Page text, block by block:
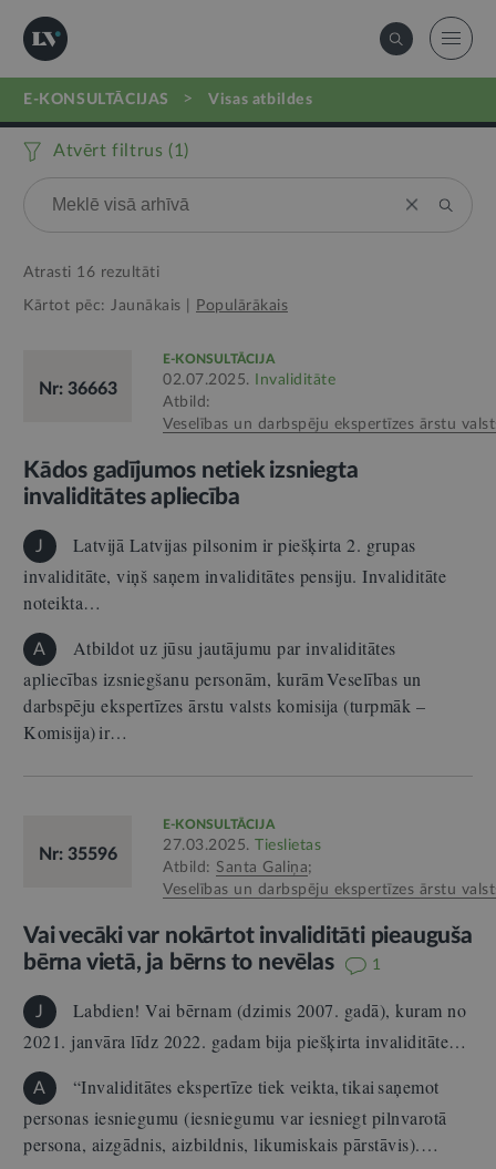
E-KONSULTĀCIJAS > visas atbildes
Atvērt filtrus (1 )
Atrasti 16 rezultāti
Kārtot pēc: Jaunākais Populārākais
Nr: 36663
E-KONSULTĀCIJA
02.07.2025.
Invaliditāte
Atbild:
Veselības un darbspēju ekspertīzes ārstu
Kādos gadījumos netiek izsniegta
invaliditātes apliecība
J
Latvijā Latvijas pilsonim ir piešķirta 2. grupas
invaliditāte, viņš saņem invaliditātes pensiju. Invaliditāte
noteikta…
A
Atbildot uz jūsu jautājumu par invaliditātes
apliecības izsniegšanu personām, kurām Veselības un
darbspēju ekspertīzes ārstu valsts komisija (turpmāk –
Komisija) ir…
Nr: 35596
E-KONSULTĀCIJA
27.03.2025.
Tieslietas
Atbild: Santa Galiņa;
Veselības un darbspēju ekspertīzes ārstu
Vai vecāki var nokārtot invaliditāti pieauguša
bērna vietā, ja bērns to nevēlas
1
J
Labdien! Vai bērnam (dzimis 2007. gadā), kuram no
2021. janvāra līdz 2022. gadam bija piešķirta invaliditāte…
A
“Invaliditātes ekspertīze tiek veikta, tikai saņemot
personas iesniegumu (iesniegumu var iesniegt pilnvarotā
persona, aizgādnis, aizbildnis, likumiskais pārstāvis).…